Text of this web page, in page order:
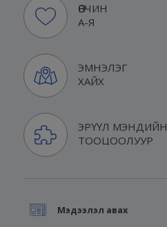
ӨВЧИН
А-Я
ЭМНЭЛЭГ
ХАЙХ
ЭРҮҮЛ МЭНДИЙН
ТООЦООЛУУР
Мэдээлэл авах